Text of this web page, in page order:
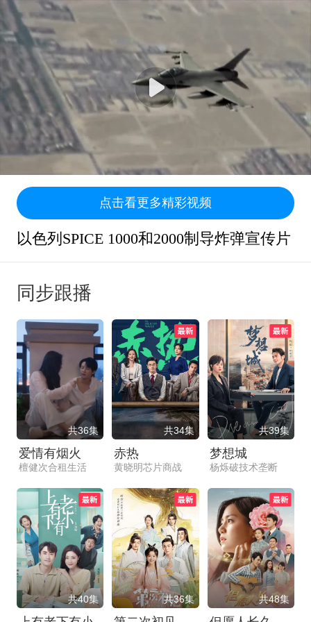
点击看更多精彩视频
以色列SPICE 1000和2000制导炸弹宣传片
同步跟播
共36集
爱情有烟火
檀健次合租生活
共34集
赤热
黄晓明芯片商战
共39集
梦想城
杨烁破技术垄断
共40集 共36集 共48集